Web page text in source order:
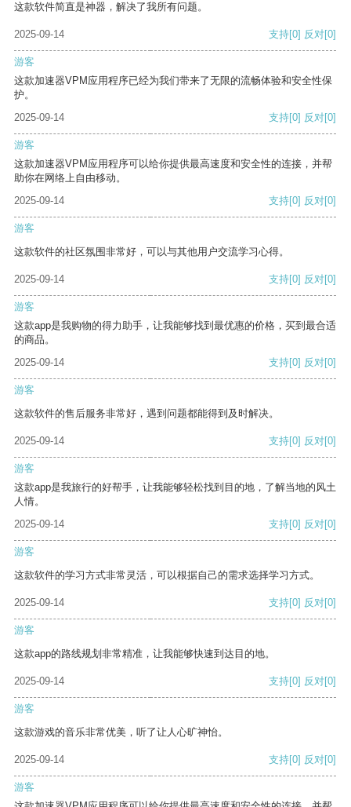
这款软件简直是神器，解决了我所有问题。
2025-09-14 支持[0] 反对[0]
游客
这款加速器VPM应用程序已经为我们带来了无限的流畅体验和安全性保
护。
2025-09-14
支持[0] 反对[0]
游客
这款加速器VPM应用程序可以给你提供最高速度和安全性的连接，并帮
助你在网络上自由移动。
2025-09-14
支持[0] 反对[0]
游客
这款软件的社区氛围非常好，可以与其他用户交流学习心得。
2025-09-14 支持[0] 反对[0]
游客
这款app是我购物的得力助手，让我能够找到最优惠的价格，买到最合适
的商品。
2025-09-14
支持[0] 反对[0]
游客
这款软件的售后服务非常好，遇到问题都能得到及时解决。
2025-09-14 支持[0] 反对[0]
游客
这款app是我旅行的好帮手，让我能够轻松找到目的地，了解当地的风土
人情。
2025-09-14
支持[0] 反对[0]
游客
这款软件的学习方式非常灵活，可以根据自己的需求选择学习方式。
2025-09-14 支持[0] 反对[0]
游客
这款app的路线规划非常精准，让我能够快速到达目的地。
2025-09-14 支持[0] 反对[0]
游客
这款游戏的音乐非常优美，听了让人心旷神怡。
2025-09-14 支持[0] 反对[0]
游客